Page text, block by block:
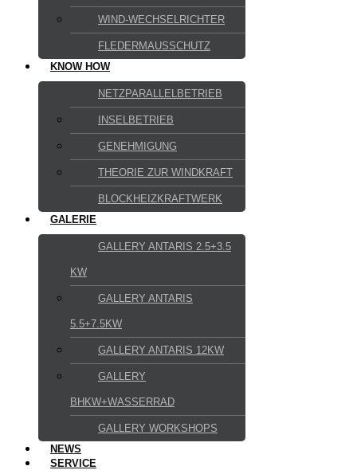
WIND-WECHSELRICHTER
FLEDERMAUSSCHUTZ
KNOW HOW
NETZPARALLELBETRIEB
INSELBETRIEB
GENEHMIGUNG
THEORIE ZUR WINDKRAFT
BLOCKHEIZKRAFTWERK
GALERIE
GALLERY ANTARIS 2.5+3.5
KW
GALLERY ANTARIS
5.5+7.5KW
GALLERY ANTARIS 12KW
GALLERY
BHKW+WASSERRAD
GALLERY WORKSHOPS
NEWS
SERVICE